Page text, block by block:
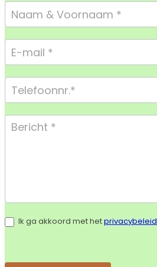
Footer
Form
Compact
Ik ga akkoord met hetprivacybeleid